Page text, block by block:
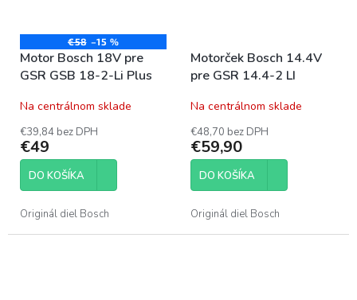
€58 –15 %
Motor Bosch 18V pre
GSR GSB 18-2-Li Plus
Na centrálnom sklade
€39,84 bez DPH
€49
DO KOŠÍKA
Originál diel Bosch
Motorček Bosch 14.4V
pre GSR 14.4-2 LI
Na centrálnom sklade
€48,70 bez DPH
€59,90
DO KOŠÍKA
Originál diel Bosch